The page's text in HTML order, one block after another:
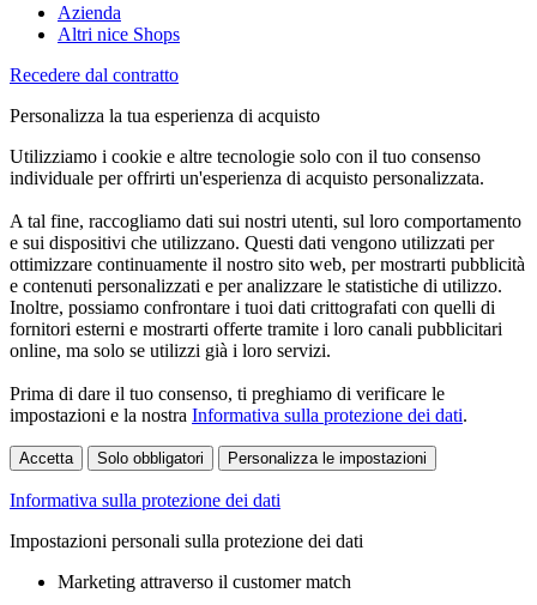
Azienda
Altri nice Shops
Recedere dal contratto
Personalizza la tua esperienza di acquisto
Utilizziamo i cookie e altre tecnologie solo con il tuo consenso
individuale per offrirti un'esperienza di acquisto personalizzata.
A tal fine, raccogliamo dati sui nostri utenti, sul loro comportamento
e sui dispositivi che utilizzano. Questi dati vengono utilizzati per
ottimizzare continuamente il nostro sito web, per mostrarti pubblicità
e contenuti personalizzati e per analizzare le statistiche di utilizzo.
Inoltre, possiamo confrontare i tuoi dati crittografati con quelli di
fornitori esterni e mostrarti offerte tramite i loro canali pubblicitari
online, ma solo se utilizzi già i loro servizi.
Prima di dare il tuo consenso, ti preghiamo di verificare le
impostazioni e la nostra Informativa sulla protezione dei dati.
Accetta Solo obbligatori Personalizza le impostazioni
Informativa sulla protezione dei dati
Impostazioni personali sulla protezione dei dati
Marketing attraverso il customer match